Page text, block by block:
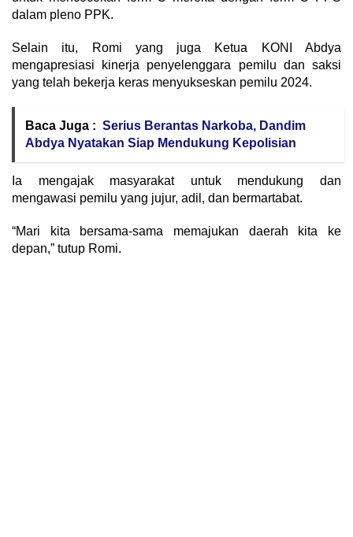
dalam pleno PPK.
Selain itu, Romi yang juga Ketua KONI Abdya
mengapresiasi kinerja penyelenggara pemilu dan saksi
yang telah bekerja keras menyukseskan pemilu 2024.
Baca Juga : Serius Berantas Narkoba, Dandim
Abdya Nyatakan Siap Mendukung Kepolisian
Ia mengajak masyarakat untuk mendukung dan
mengawasi pemilu yang jujur, adil, dan bermartabat.
“Mari kita bersama-sama memajukan daerah kita ke
depan,” tutup Romi.